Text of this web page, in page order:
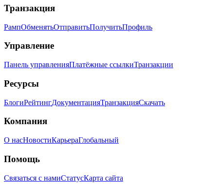
Транзакция
РампОбменятьОтправитьПолучитьПрофиль
Управление
Панель управленияПлатёжные ссылкиТранзакции
Ресурсы
БлогиРейтингДокументацияТранзакцияСкачать
Компания
О насНовостиКарьераГлобальный
Помощь
Связаться с намиСтатусКарта сайта